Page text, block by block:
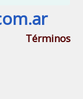
Términos